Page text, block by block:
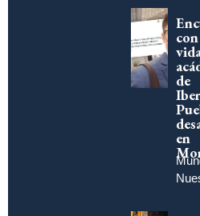
con
de
en